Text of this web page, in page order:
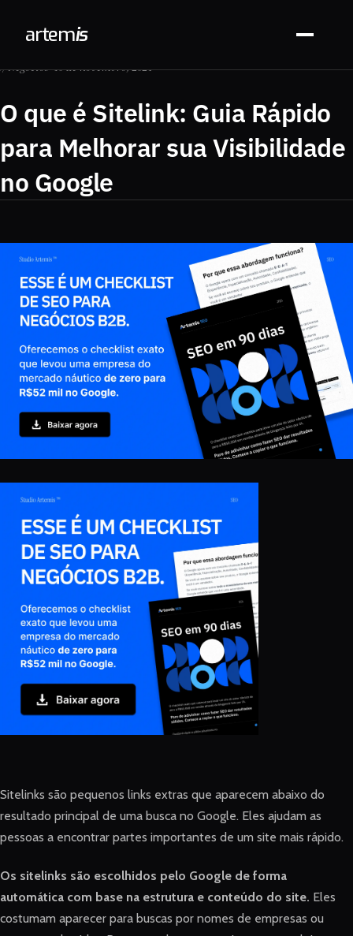
artemis
// Negócios · 10 de novembro, 2024
O que é Sitelink: Guia Rápido
para Melhorar sua Visibilidade
no Google
Sitelinks são pequenos links extras que aparecem abaixo do
resultado principal de uma busca no Google. Eles ajudam as
pessoas a encontrar partes importantes de um site mais rápido.
Os sitelinks são escolhidos pelo Google de forma
automática com base na estrutura e conteúdo do site. Eles
costumam aparecer para buscas por nomes de empresas ou